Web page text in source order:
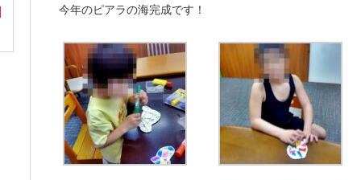
今年のピアラの海完成です！